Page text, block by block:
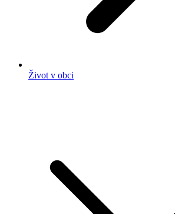
Život v obci